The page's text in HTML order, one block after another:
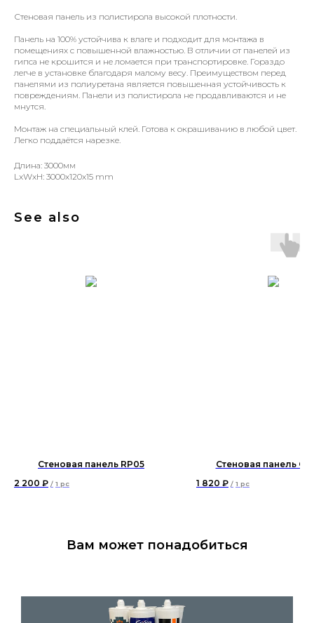
Стеновая панель из полистирола высокой плотности.
Панель на 100% устойчива к влаге и подходит для монтажа в
помещениях с повышенной влажностью. В отличии от панелей из
гипса не крошится и не ломается при транспортировке. Гораздо
легче в установке благодаря малому весу. Преимуществом перед
панелями из полиуретана является повышенная устойчивость к
повреждениям. Панели из полистирола не продавливаются и не
мнутся.
Монтаж на специальный клей. Готова к окрашиванию в любой цвет.
Легко поддаётся нарезке.
Длина: 3000мм
LxWxH: 3000x120x15 mm
See also
Стеновая панель RP05
2 200 ₽ / 1 pc
Стеновая панель
1 820 ₽ / 1 pc
Вам может понадобиться